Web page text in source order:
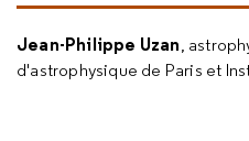
Jean-Philippe Uzan,
d'astrophysique de Paris et